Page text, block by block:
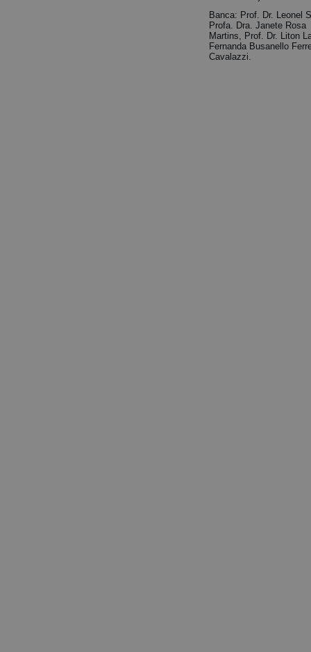
Banca: Prof. Dr. Leonel
Profa. Dra. Janete Rosa
Martins, Prof. Dr. Liton
Fernanda Busanello
Cavalazzi.